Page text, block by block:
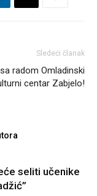
Sledeći članak
radom Omladinski
centar Zabjelo!
seliti učenike